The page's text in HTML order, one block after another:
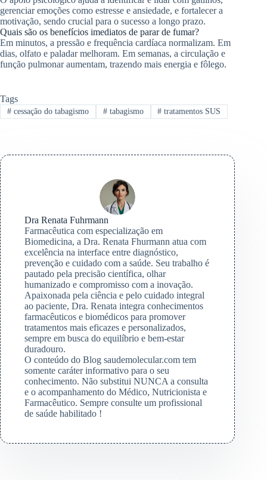
gerenciar emoções como estresse e ansiedade, e fortalecer a
motivação, sendo crucial para o sucesso a longo prazo.
Quais são os benefícios imediatos de parar de fumar?
Em minutos, a pressão e frequência cardíaca normalizam. Em
dias, olfato e paladar melhoram. Em semanas, a circulação e
função pulmonar aumentam, trazendo mais energia e fôlego.
Tags
#cessação do tabagismo #tabagismo # tratamentos SUS
Dra Renata Fuhrmann
Farmacêutica com especialização em
Biomedicina, a Dra. Renata Fhurmann atua com
excelência na interface entre diagnóstico,
prevenção e cuidado com a saúde. Seu trabalho é
pautado pela precisão científica, olhar
humanizado e compromisso com a inovação.
Apaixonada pela ciência e pelo cuidado integral
ao paciente, Dra. Renata integra conhecimentos
farmacêuticos e biomédicos para promover
tratamentos mais eficazes e personalizados,
sempre em busca do equilíbrio e bem-estar
duradouro.
O conteúdo do Blog saudemolecular.com tem
somente caráter informativo para o seu
conhecimento. Não substitui NUNCA a consulta
e o acompanhamento do Médico, Nutricionista e
Farmacêutico. Sempre consulte um profissional
de saúde habilitado !